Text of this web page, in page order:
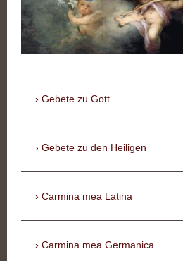
Gebete zu Gott
Gebete zu den Heiligen
Carmina mea Latina
Carmina mea Germanica